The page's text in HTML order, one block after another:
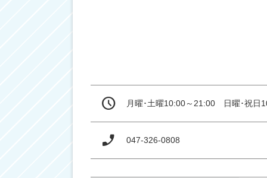
月曜･土曜10:00～21:00　日曜･祝日
047-326-0808